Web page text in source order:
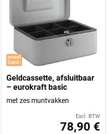
Geldcassette, afsluitbaar
– eurokraft basic
met zes muntvakken
Excl. BTW
78,90 €